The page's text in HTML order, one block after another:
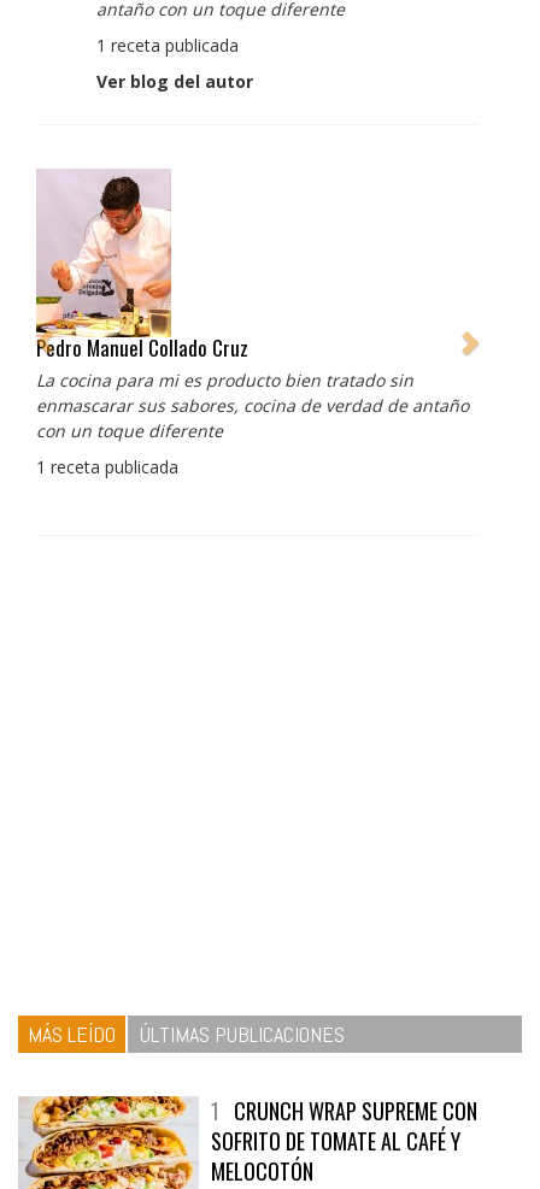
antaño con un toque diferente
1 receta publicada
Ver blog del autor
Pedro Manuel Collado Cruz
La cocina para mi es producto bien tratado sin
enmascarar sus sabores, cocina de verdad de antaño
con un toque diferente
1 receta publicada
MÁS LEÍDO ÚLTIMAS PUBLICACIONES
1 CRUNCH WRAP SUPREME CON
SOFRITO DE TOMATE AL CAFÉ Y
MELOCOTÓN